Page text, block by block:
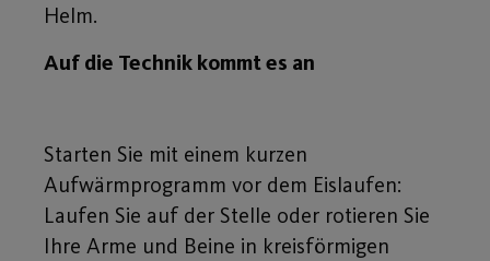
Helm.
Auf die Technik kommt es an
Starten Sie mit einem kurzen
Aufwärmprogramm vor dem Eislaufen:
Laufen Sie auf der Stelle oder rotieren Sie
Ihre Arme und Beine in kreisförmigen